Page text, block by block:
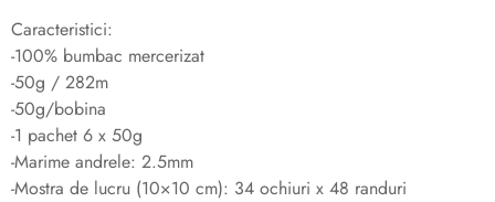
Caracteristici:
-100% bumbac mercerizat
-50g / 282m
-50g/bobina
-1 pachet 6 x 50g
-Marime andrele: 2.5mm
-Mostra de lucru (10×10 cm): 34 ochiuri x 48 randuri